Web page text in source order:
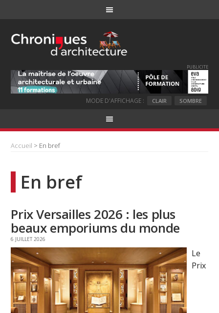
PUBLICITE
MODE D'AFFICHAGE : CLAIR SOMBRE
Accueil > En bref
En bref
Prix Versailles 2026 : les plus
beaux emporiums du monde
6 JUILLET 2026
Le
Prix